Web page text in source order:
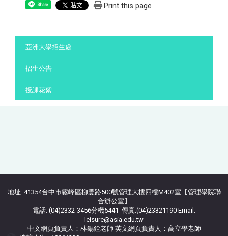
Share Print this page
亞洲大學招生處
招生公告
授課花絮
地址: 41354台中市霧峰區柳豐路500號管理大樓四樓M402室【管理學院聯
合辦公室】
電話: (04)2332-3456分機5441 傳真:(04)23321190 Email:
leisure@asia.edu.tw
中文網頁負責人：林錫銓老師 英文網頁負責人：高立學老師